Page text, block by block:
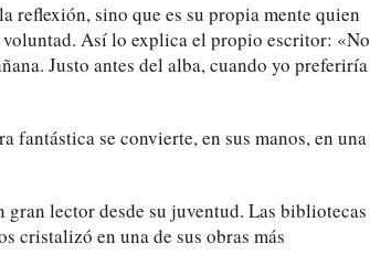
reflexión, sino que es su propia mente quien
Así lo explica el propio escritor: «No
Justo antes del alba, cuando yo preferiría
fantástica se convierte, en sus manos, en una
lector desde su juventud. Las bibliotecas
cristalizó en una de sus obras más